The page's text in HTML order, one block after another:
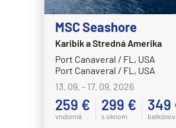
Explora V
Explora VI
Hapag-Lloyd Cruises
HANSEATIC inspiration
HANSEATIC nature
HANSEATIC spirit
MSC Seashore
Karibik a Stredná Amerika
Port Canaveral / FL, USA
Port Canaveral / FL, USA
13. 09. - 17. 09. 2026
259 €
vnútorná
299 €
s oknom
349